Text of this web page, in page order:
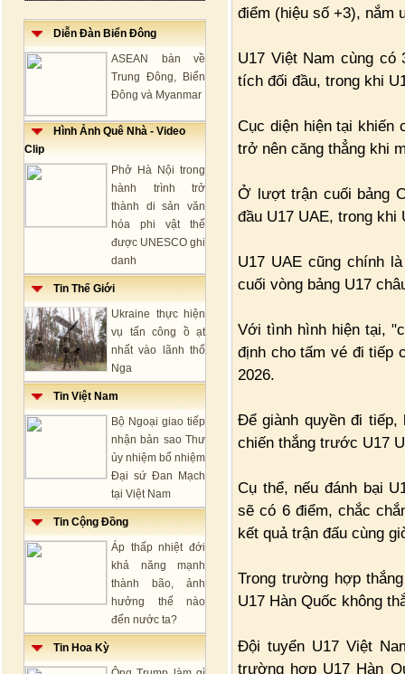
Diễn Đàn Biển Đông
ASEAN bàn về
Trung Đông, Biển
Đông và Myanmar
Hình Ảnh Quê Nhà - Video
Clip
Phở Hà Nội trong
hành trình trở
thành di sản văn
hóa phi vật thể
được UNESCO ghi
danh
Tin Thế Giới
Ukraine thực hiện
vụ tấn công ồ ạt
nhất vào lãnh thổ
Nga
Tin Việt Nam
Bộ Ngoại giao tiếp
nhận bản sao Thư
ủy nhiệm bổ nhiệm
Đại sứ Đan Mạch
tại Việt Nam
Tin Cộng Đồng
Áp thấp nhiệt đới
khả năng mạnh
thành bão, ảnh
hưởng thế nào
đến nước ta?
Tin Hoa Kỳ
điểm (hiệu số +3), nắm
U17 Việt Nam cùng có
tích đối đầu, trong khi
Cục diện hiện tại khiến
trở nên căng thẳng khi
Ở lượt trận cuối bảng
đầu U17 UAE, trong khi
U17 UAE cũng chính
cuối vòng bảng U17
Với tình hình hiện tại,
định cho tấm vé đi tiếp
2026.
Để giành quyền đi
chiến thắng trước U17
Cụ thể, nếu đánh bại
sẽ có 6 điểm, chắc
kết quả trận đấu cùng
Trong trường hợp
U17 Hàn Quốc không
Đội tuyển U17 Việt
trường hợp U17 Hàn